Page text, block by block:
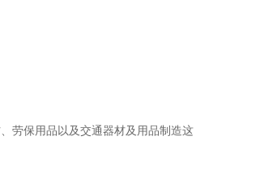
劳保用品以及交通器材及用品制造这